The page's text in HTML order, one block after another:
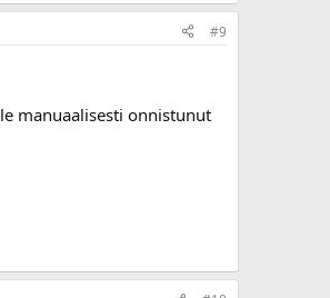
#9
manuaalisesti onnistunut